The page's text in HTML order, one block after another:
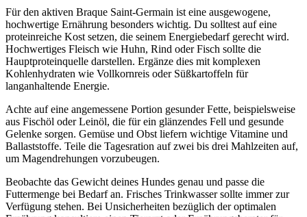
Für den aktiven Braque Saint-Germain ist eine ausgewogene,
hochwertige Ernährung besonders wichtig. Du solltest auf eine
proteinreiche Kost setzen, die seinem Energiebedarf gerecht wird.
Hochwertiges Fleisch wie Huhn, Rind oder Fisch sollte die
Hauptproteinquelle darstellen. Ergänze dies mit komplexen
Kohlenhydraten wie Vollkornreis oder Süßkartoffeln für
langanhaltende Energie.
Achte auf eine angemessene Portion gesunder Fette, beispielsweise
aus Fischöl oder Leinöl, die für ein glänzendes Fell und gesunde
Gelenke sorgen. Gemüse und Obst liefern wichtige Vitamine und
Ballaststoffe. Teile die Tagesration auf zwei bis drei Mahlzeiten auf,
um Magendrehungen vorzubeugen.
Beobachte das Gewicht deines Hundes genau und passe die
Futtermenge bei Bedarf an. Frisches Trinkwasser sollte immer zur
Verfügung stehen. Bei Unsicherheiten bezüglich der optimalen